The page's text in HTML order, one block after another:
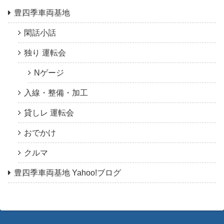
豊四季車両基地
閑話小話
独り 運転会
Nゲージ
入線・整備・加工
貸しレ 運転会
おでかけ
クルマ
豊四季車両基地 Yahoo!ブログ